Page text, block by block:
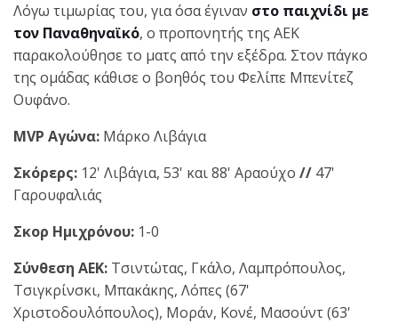
Λόγω τιμωρίας του, για όσα έγιναν στο παιχνίδι με
τον Παναθηναϊκό, ο προπονητής της ΑΕΚ
παρακολούθησε το ματς από την εξέδρα. Στον πάγκο
της ομάδας κάθισε ο βοηθός του Φελίπε Μπενίτεζ
Ουφάνο.
MVP Αγώνα: Μάρκο Λιβάγια
Σκόρερς: 12' Λιβάγια, 53' και 88' Αραούχο // 47'
Γαρουφαλιάς
Σκορ Ημιχρόνου: 1-0
Σύνθεση ΑΕΚ: Τσιντώτας, Γκάλο, Λαμπρόπουλος,
Τσιγκρίνσκι, Μπακάκης, Λόπες (67'
Χριστοδουλόπουλος), Μοράν, Κονέ, Μασούντ (63'